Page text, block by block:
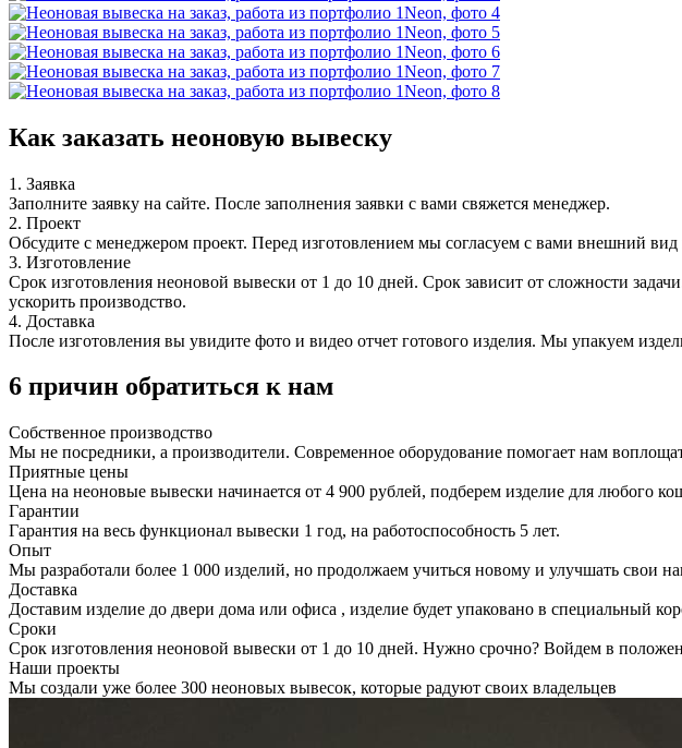
Как заказать неоновую вывеску
1. Заявка
Заполните заявку на сайте. После заполнения заявки с вами свяжется менеджер.
2. Проект
Обсудите с менеджером проект. Перед изготовлением мы согласуем с вами внешний
3. Изготовление
Срок изготовления неоновой вывески от 1 до 10 дней. Срок зависит от сложности
ускорить производство.
4. Доставка
После изготовления вы увидите фото и видео отчет готового изделия. Мы упакуем
6 причин обратиться к нам
Собственное производство
Мы не посредники, а производители. Современное оборудование помогает нам
Приятные цены
Цена на неоновые вывески начинается от 4 900 рублей, подберем изделие для любого
Гарантии
Гарантия на весь функционал вывески 1 год, на работоспособность 5 лет.
Опыт
Мы разработали более 1 000 изделий, но продолжаем учиться новому и улучшать свои
Доставка
Доставим изделие до двери дома или офиса , изделие будет упаковано в специальный
Сроки
Срок изготовления неоновой вывески от 1 до 10 дней. Нужно срочно? Войдем в
Наши проекты
Мы создали уже более 300 неоновых вывесок, которые радуют своих владельцев